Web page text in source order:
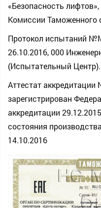
«Безопасность
Комиссии
Протокол испытаний
26.10.2016, 000
(Испытательный Центр).
Аттестат
зарегистрирован
аккредитации
состояния
14.10.2016